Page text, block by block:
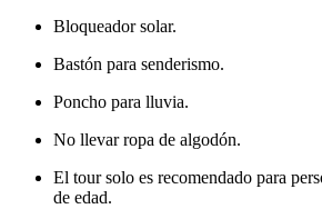
Bloqueador solar.
Bastón para senderismo.
Poncho para lluvia.
No llevar ropa de algodón.
El tour solo es recomendado para
de edad.